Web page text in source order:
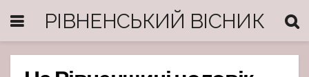
РІВНЕНСЬКИЙ ВІСНИК